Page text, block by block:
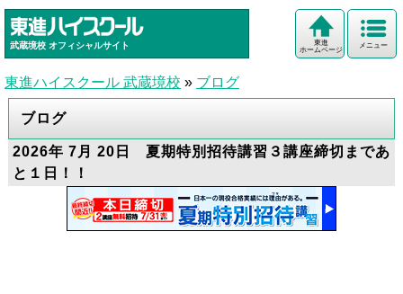
武蔵境校 オフィシャルサイト メニュー
東進
ホームページ
東進ハイスクール 武蔵境校 » ブログ
ブログ
2026年 7月 20日 夏期特別招待講習３講座締切まであ
と１日！！